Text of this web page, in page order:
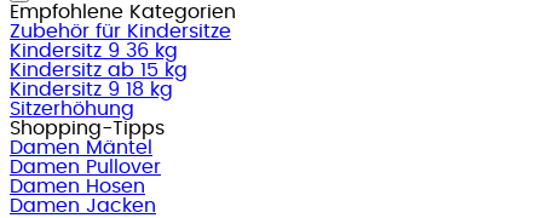
Empfohlene Kategorien
Zubehör für Kindersitze
Kindersitz 9 36 kg
Kindersitz ab 15 kg
Kindersitz 9 18 kg
Sitzerhöhung
Shopping-Tipps
Damen Mäntel
Damen Pullover
Damen Hosen
Damen Jacken